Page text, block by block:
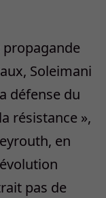
propagande
Soleimani
défense du
résistance »,
en
pas de